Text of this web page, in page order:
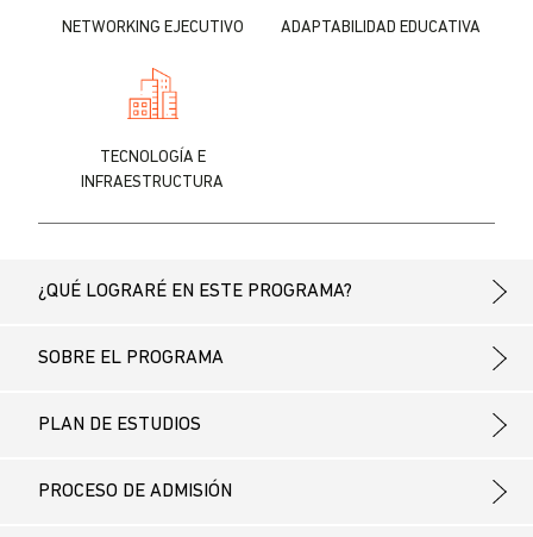
NETWORKING EJECUTIVO ADAPTABILIDAD EDUCATIVA
TECNOLOGÍA E
INFRAESTRUCTURA
¿QUÉ LOGRARÉ EN ESTE PROGRAMA?
SOBRE EL PROGRAMA
PLAN DE ESTUDIOS
PROCESO DE ADMISIÓN